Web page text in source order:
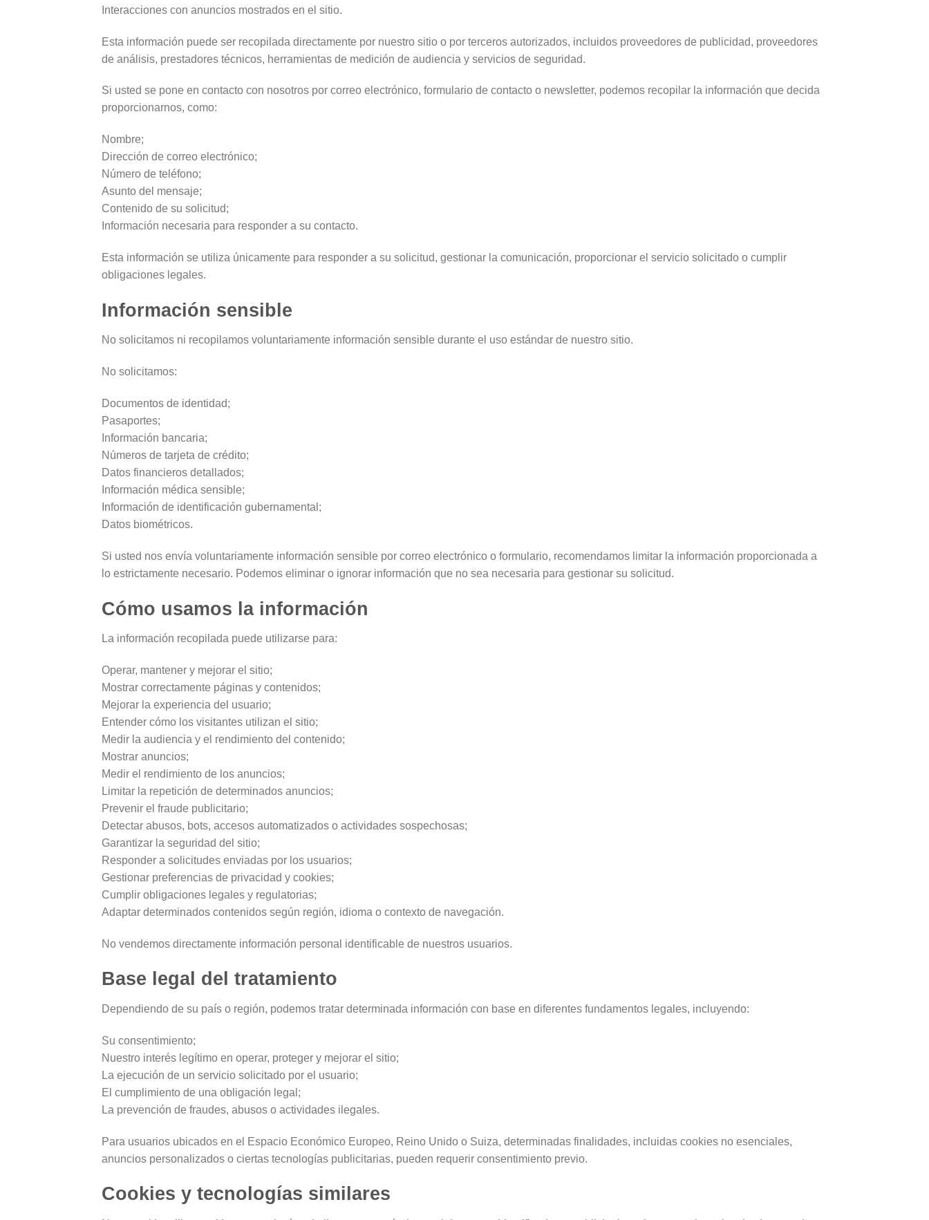
Interacciones con anuncios mostrados en el sitio.
Esta información puede ser recopilada directamente por nuestro sitio o por terceros autorizados, incluidos proveedores de publicidad, proveedores
de análisis, prestadores técnicos, herramientas de medición de audiencia y servicios de seguridad.
Si usted se pone en contacto con nosotros por correo electrónico, formulario de contacto o newsletter, podemos recopilar la información que decida
proporcionarnos, como:
Nombre;
Dirección de correo electrónico;
Número de teléfono;
Asunto del mensaje;
Contenido de su solicitud;
Información necesaria para responder a su contacto.
Esta información se utiliza únicamente para responder a su solicitud, gestionar la comunicación, proporcionar el servicio solicitado o cumplir
obligaciones legales.
Información sensible
No solicitamos ni recopilamos voluntariamente información sensible durante el uso estándar de nuestro sitio.
No solicitamos:
Documentos de identidad;
Pasaportes;
Información bancaria;
Números de tarjeta de crédito;
Datos financieros detallados;
Información médica sensible;
Información de identificación gubernamental;
Datos biométricos.
Si usted nos envía voluntariamente información sensible por correo electrónico o formulario, recomendamos limitar la información proporcionada a
lo estrictamente necesario. Podemos eliminar o ignorar información que no sea necesaria para gestionar su solicitud.
Cómo usamos la información
La información recopilada puede utilizarse para:
Operar, mantener y mejorar el sitio;
Mostrar correctamente páginas y contenidos;
Mejorar la experiencia del usuario;
Entender cómo los visitantes utilizan el sitio;
Medir la audiencia y el rendimiento del contenido;
Mostrar anuncios;
Medir el rendimiento de los anuncios;
Limitar la repetición de determinados anuncios;
Prevenir el fraude publicitario;
Detectar abusos, bots, accesos automatizados o actividades sospechosas;
Garantizar la seguridad del sitio;
Responder a solicitudes enviadas por los usuarios;
Gestionar preferencias de privacidad y cookies;
Cumplir obligaciones legales y regulatorias;
Adaptar determinados contenidos según región, idioma o contexto de navegación.
No vendemos directamente información personal identificable de nuestros usuarios.
Base legal del tratamiento
Dependiendo de su país o región, podemos tratar determinada información con base en diferentes fundamentos legales, incluyendo:
Su consentimiento;
Nuestro interés legítimo en operar, proteger y mejorar el sitio;
La ejecución de un servicio solicitado por el usuario;
El cumplimiento de una obligación legal;
La prevención de fraudes, abusos o actividades ilegales.
Para usuarios ubicados en el Espacio Económico Europeo, Reino Unido o Suiza, determinadas finalidades, incluidas cookies no esenciales,
anuncios personalizados o ciertas tecnologías publicitarias, pueden requerir consentimiento previo.
Cookies y tecnologías similares